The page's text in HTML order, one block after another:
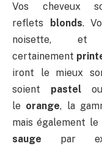
Vos cheveux
reflets
blonds.
noisette, et
certainement
iront le mieux
soient pastel
le orange, la
mais également le
sauge par